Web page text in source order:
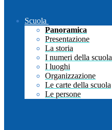
Scuola
Panoramica
Presentazione
La storia
I numeri della scuola
I luoghi
Organizzazione
Le carte della scuola
Le persone